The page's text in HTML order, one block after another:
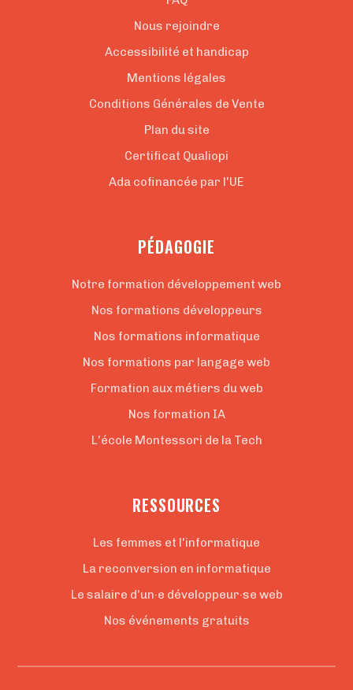
Nous rejoindre
Accessibilité et handicap
Mentions légales
Conditions Générales de Vente
Plan du site
Certificat Qualiopi
Ada cofinancée par l'UE
PÉDAGOGIE
Notre formation développement web
Nos formations développeurs
Nos formations informatique
Nos formations par langage web
Formation aux métiers du web
Nos formation IA
L'école Montessori de la Tech
RESSOURCES
Les femmes et l'informatique
La reconversion en informatique
Le salaire d'un·e développeur·se web
Nos événements gratuits